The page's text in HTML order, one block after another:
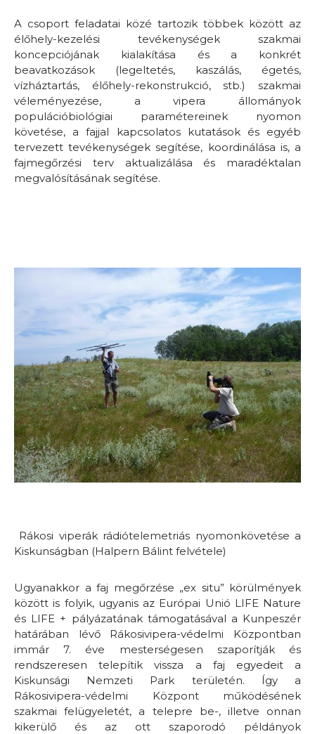
A csoport feladatai közé tartozik többek között az
élőhely-kezelési tevékenységek szakmai
koncepciójának kialakítása és a konkrét
beavatkozások (legeltetés, kaszálás, égetés,
vízháztartás, élőhely-rekonstrukció, stb.) szakmai
véleményezése, a vipera állományok
populációbiológiai paramétereinek nyomon
követése, a fajjal kapcsolatos kutatások és egyéb
tervezett tevékenységek segítése, koordinálása is, a
fajmegőrzési terv aktualizálása és maradéktalan
megvalósításának segítése.
Rákosi viperák rádiótelemetriás nyomonkövetése a
Kiskunságban (Halpern Bálint felvétele)
Ugyanakkor a faj megőrzése „ex situ” körülmények
között is folyik, ugyanis az Európai Unió LIFE Nature
és LIFE + pályázatának támogatásával a Kunpeszér
határában lévő Rákosivipera-védelmi Központban
immár 7. éve mesterségesen szaporítják és
rendszeresen telepítik vissza a faj egyedeit a
Kiskunsági Nemzeti Park területén. Így a
Rákosivipera-védelmi Központ működésének
szakmai felügyeletét, a telepre be-, illetve onnan
kikerülő és az ott szaporodó példányok